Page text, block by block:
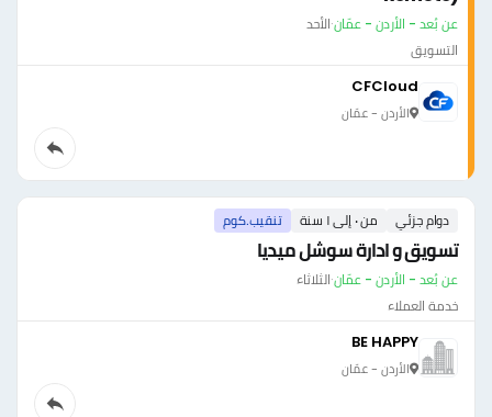
عن بُعد - الأردن - عمّان·الأحد
التسويق
CFCloud
الأردن - عمّان
دوام جزئي من ٠ إلى ١ سنة تنقيب.كوم
تسويق و ادارة سوشل ميديا
عن بُعد - الأردن - عمّان·الثلاثاء
خدمة العملاء
BE HAPPY
الأردن - عمّان